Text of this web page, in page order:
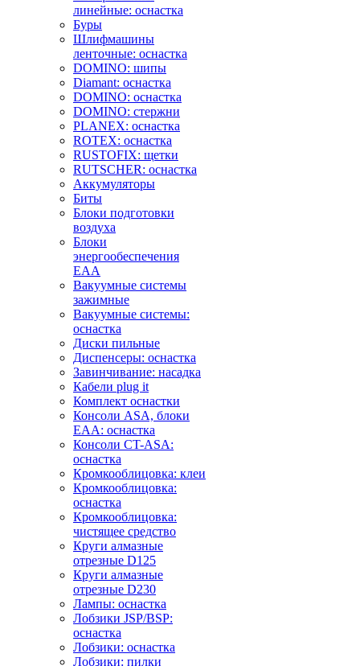
линейные: оснастка
Буры
Шлифмашины
ленточные: оснастка
DOMINO: шипы
Diamant: оснастка
DOMINO: оснастка
DOMINO: стержни
PLANEX: оснастка
ROTEX: оснастка
RUSTOFIX: щетки
RUTSCHER: оснастка
Аккумуляторы
Биты
Блоки подготовки
воздуха
Блоки
энергообеспечения
EAA
Вакуумные системы
зажимные
Вакуумные системы:
оснастка
Диски пильные
Диспенсеры: оснастка
Завинчивание: насадка
Кабели plug it
Комплект оснастки
Консоли ASA, блоки
EAA: оснастка
Консоли CT-ASA:
оснастка
Кромкооблицовка: клеи
Кромкооблицовка:
оснастка
Кромкооблицовка:
чистящее средство
Круги алмазные
отрезные D125
Круги алмазные
отрезные D230
Лампы: оснастка
Лобзики JSP/BSP:
оснастка
Лобзики: оснастка
Лобзики: пилки